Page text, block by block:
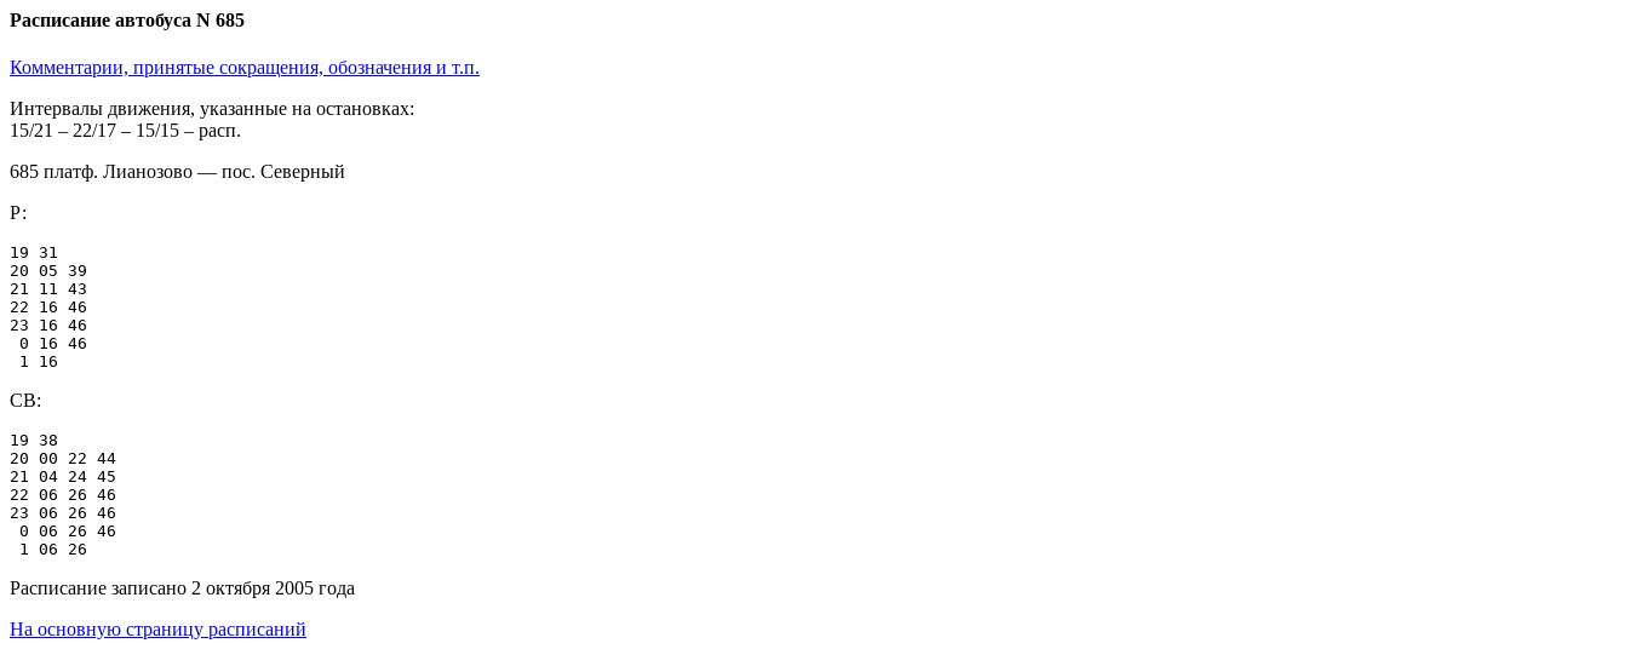
Расписание автобуса N 685
Комментарии, принятые сокращения, обозначения и т.п.
Интервалы движения, указанные на остановках:
15/21 – 22/17 – 15/15 – расп.
685 платф. Лианозово — пос. Северный
Р:
19 31
20 05 39
21 11 43
22 16 46
23 16 46
0 16 46
СВ:
19 38
20 00 22 44
21 04 24 45
22 06 26 46
23 06 26 46
0 06 26 46
Расписание записано 2 октября 2005 года
На основную страницу расписаний